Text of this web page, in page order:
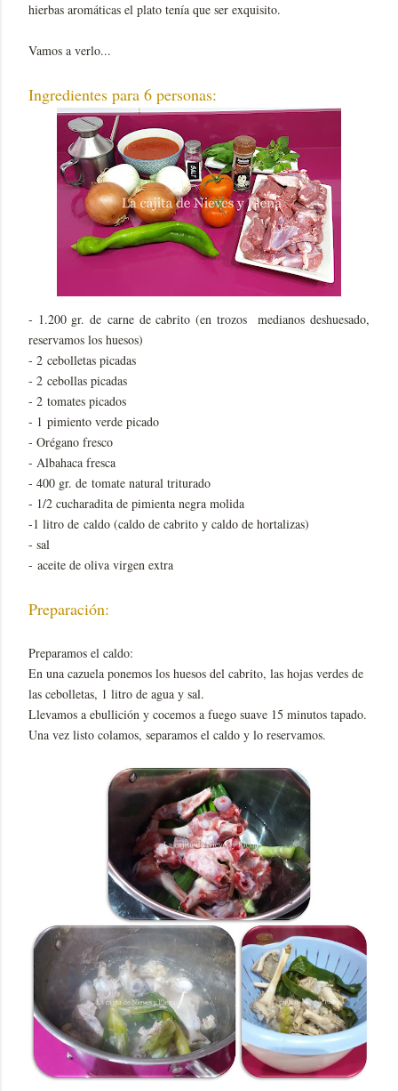
hierbas aromáticas el plato tenía que ser exquisito.
Vamos a verlo...
Ingredientes para 6 personas:
- 1.200 gr. de carne de cabrito (en trozos medianos deshuesado,
reservamos los huesos)
- 2 cebolletas picadas
- 2 cebollas picadas
- 2 tomates picados
- 1 pimiento verde picado
- Orégano fresco
- Albahaca fresca
- 400 gr. de tomate natural triturado
- 1/2 cucharadita de pimienta negra molida
-1 litro de caldo (caldo de cabrito y caldo de hortalizas)
- sal
- aceite de oliva virgen extra
Preparación:
Preparamos el caldo:
En una cazuela ponemos los huesos del cabrito, las hojas verdes de
las cebolletas, 1 litro de agua y sal.
Llevamos a ebullición y cocemos a fuego suave 15 minutos tapado.
Una vez listo colamos, separamos el caldo y lo reservamos.